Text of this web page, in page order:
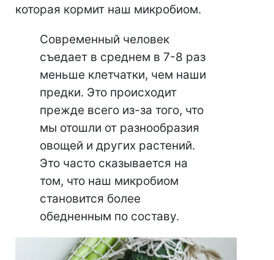
которая кормит наш микробиом.
Современный человек
съедает в среднем в 7-8 раз
меньше клетчатки, чем наши
предки. Это происходит
прежде всего из-за того, что
мы отошли от разнообразия
овощей и других растений.
Это часто сказывается на
том, что наш микробиом
становится более
обедненным по составу.